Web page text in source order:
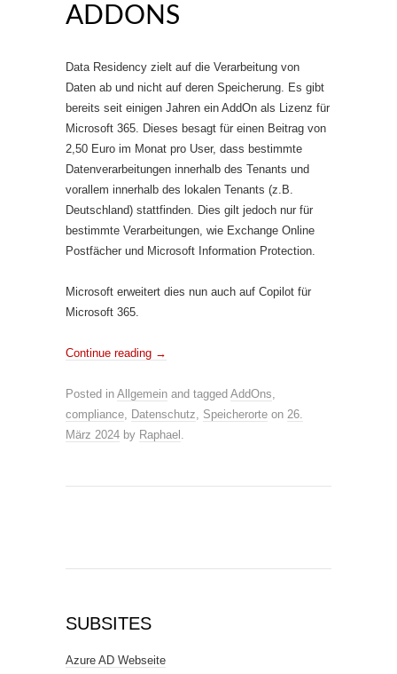
ADDONS
Data Residency zielt auf die Verarbeitung von
Daten ab und nicht auf deren Speicherung. Es gibt
bereits seit einigen Jahren ein AddOn als Lizenz für
Microsoft 365. Dieses besagt für einen Beitrag von
2,50 Euro im Monat pro User, dass bestimmte
Datenverarbeitungen innerhalb des Tenants und
vorallem innerhalb des lokalen Tenants (z.B.
Deutschland) stattfinden. Dies gilt jedoch nur für
bestimmte Verarbeitungen, wie Exchange Online
Postfächer und Microsoft Information Protection.
Microsoft erweitert dies nun auch auf Copilot für
Microsoft 365.
Continue reading →
Posted in Allgemein and tagged AddOns,
compliance, Datenschutz, Speicherorte on 26.
März 2024 by Raphael .
SUBSITES
Azure AD Webseite